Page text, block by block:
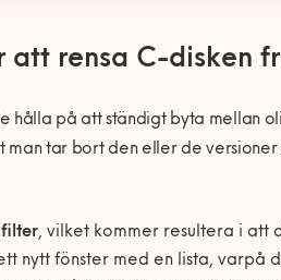
att rensa C-disken
hålla på att ständigt byta mellan
tar bort den eller de
, vilket kommer resultera i att
nytt fönster med en lista, varpå